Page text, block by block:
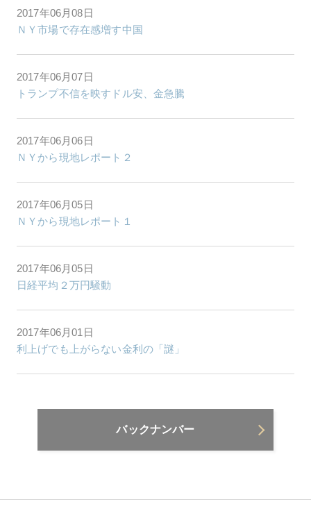
2017年06月08日
ＮＹ市場で存在感増す中国
2017年06月07日
トランプ不信を映すドル安、金急騰
2017年06月06日
ＮＹから現地レポート２
2017年06月05日
ＮＹから現地レポート１
2017年06月05日
日経平均２万円騒動
2017年06月01日
利上げでも上がらない金利の「謎」
バックナンバー